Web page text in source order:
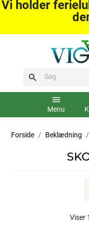
Vi holder
search
menu
Menu
Forside Beklædning
Viser